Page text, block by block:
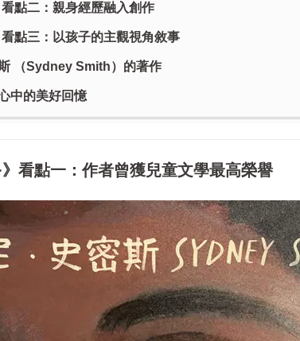
點二：親身經歷融入創作
點三：以孩子的主觀視角敘事
（Sydney Smith）的著作
中的美好回憶
看點一：作者曾獲兒童文學最高榮譽